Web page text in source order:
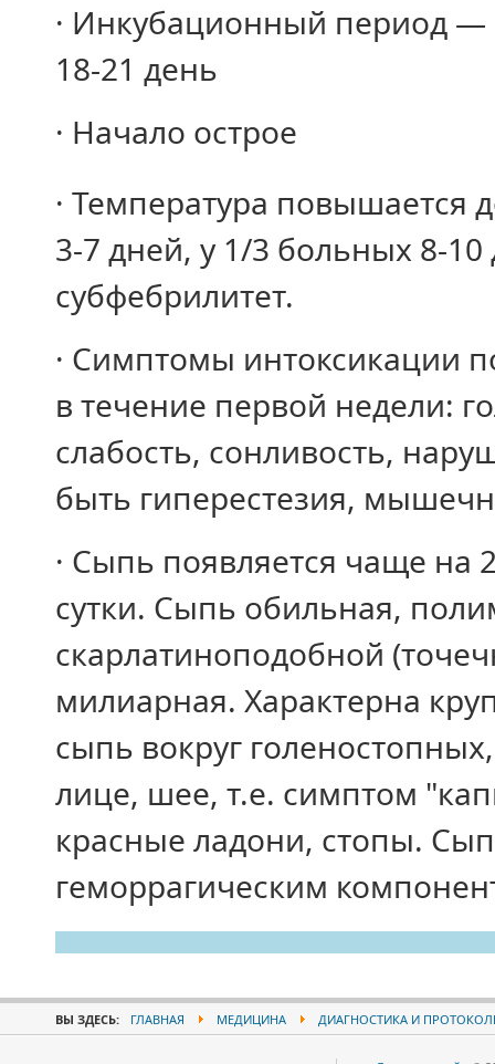
· Инкубационный период
18-21 день
· Начало острое
· Температура повышается
3-7 дней, у 1/3 больных 8-
субфебрилитет.
· Симптомы интоксикации
в течение первой недели:
слабость, сонливость,
быть гиперестезия,
· Сыпь появляется чаще
сутки. Сыпь обильная,
скарлатиноподобной
милиарная. Характерна
сыпь вокруг
лице, шее, т.е. симптом
красные ладони, стопы.
геморрагическим
ВЫ ЗДЕСЬ: ГЛАВНАЯ МЕДИЦИНА ДИАГНОСТИКА И